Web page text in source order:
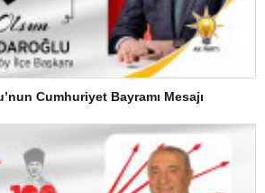
Cumhuriyet Bayramı Mesajı